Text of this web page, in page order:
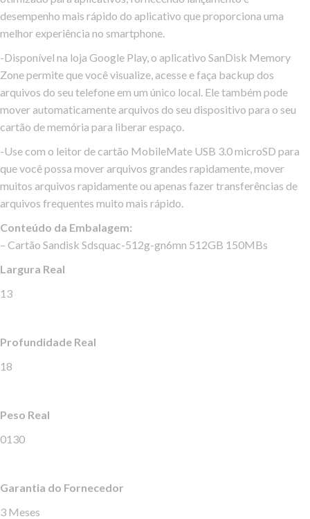
desempenho mais rápido do aplicativo que proporciona uma
melhor experiência no smartphone.
-Disponível na loja Google Play, o aplicativo SanDisk Memory
Zone permite que você visualize, acesse e faça backup dos
arquivos do seu telefone em um único local. Ele também pode
mover automaticamente arquivos do seu dispositivo para o seu
cartão de memória para liberar espaço.
-Use com o leitor de cartão MobileMate USB 3.0 microSD para
que você possa mover arquivos grandes rapidamente, mover
muitos arquivos rapidamente ou apenas fazer transferências de
arquivos frequentes muito mais rápido.
Conteúdo da Embalagem:
– Cartão Sandisk Sdsquac-512g-gn6mn 512GB 150MBs
Largura Real
13
Profundidade Real
18
Peso Real
0130
Garantia do Fornecedor
3 Meses